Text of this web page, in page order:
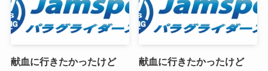
献血に行きたかったけど 献血に行きたかったけど